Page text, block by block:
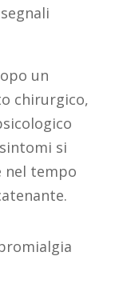
un
chirurgico,
si
nel tempo